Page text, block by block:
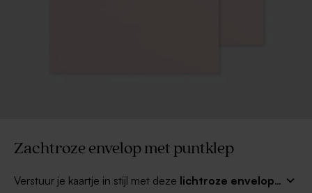
Zachtroze envelop met puntklep
Verstuur je kaartje in stijl met deze lichtroze envelop